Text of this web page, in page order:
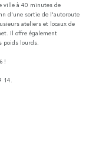
ville à 40 minutes de
d'une sortie de l'autoroute
ateliers et locaux de
Il offre également
poids lourds.
!
14.